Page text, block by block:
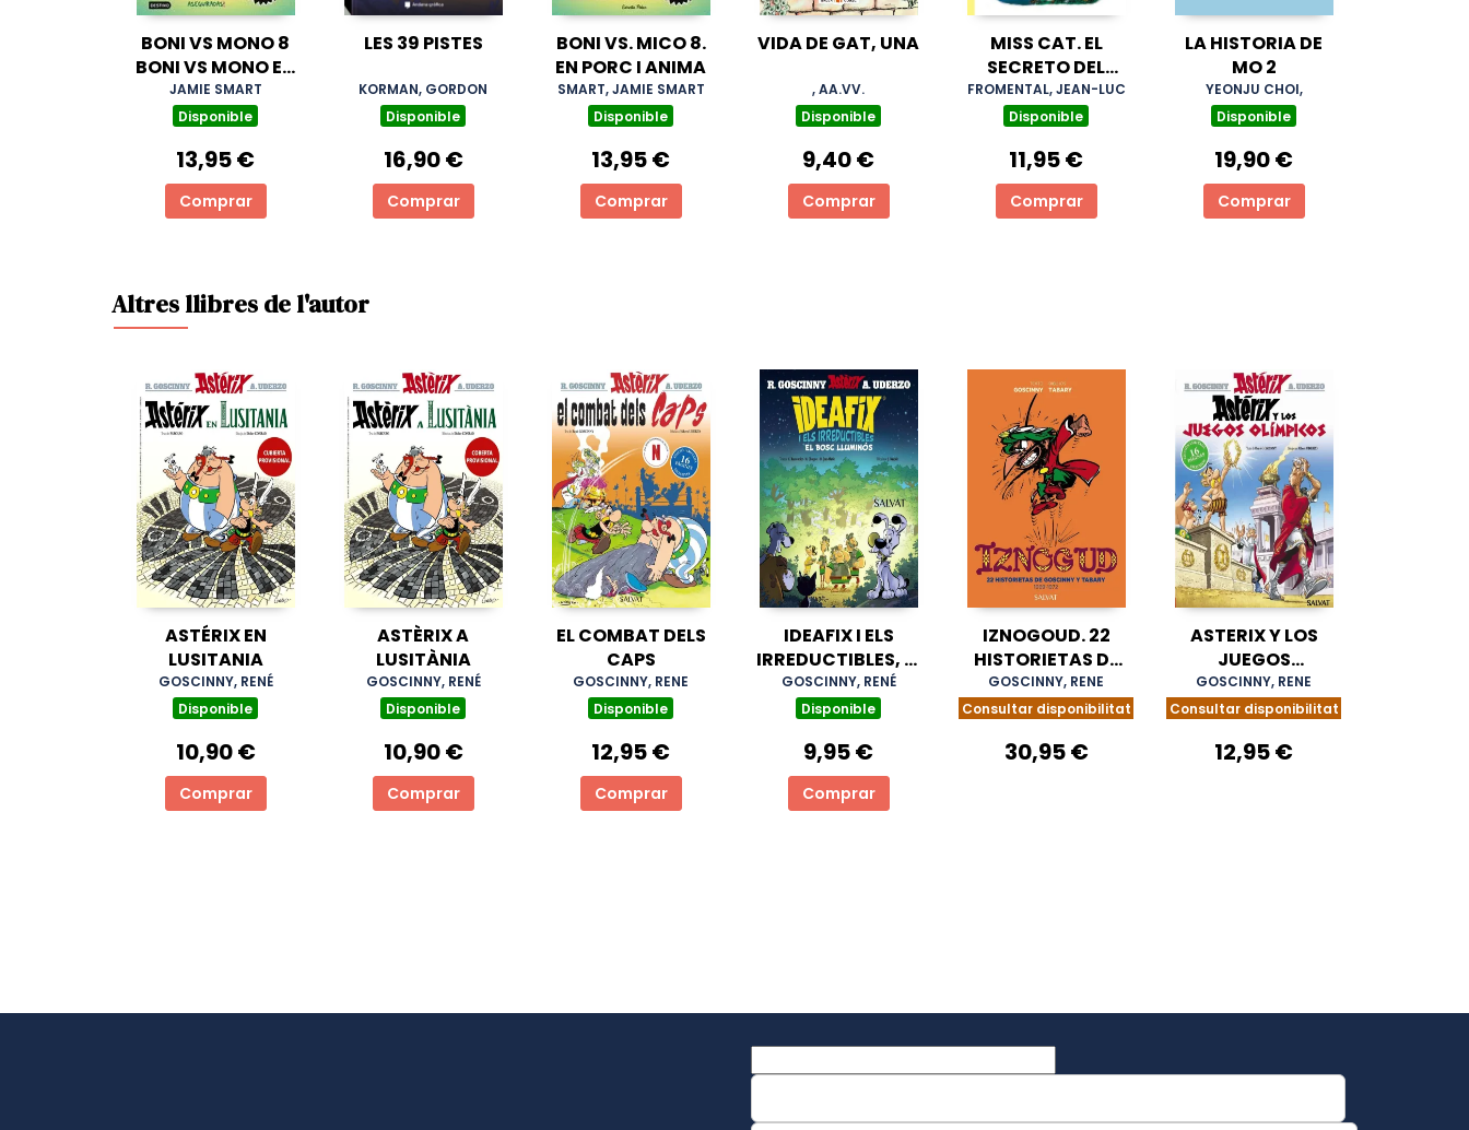
BONI VS MONO 8
BONI VS MONO EN
PUERCO Y ALMA
JAMIE SMART
Disponible
13,95 €
Comprar
LES 39 PISTES
KORMAN, GORDON
Disponible
16,90 €
Comprar
BONI VS. MICO 8.
EN PORC I ANIMA
SMART, JAMIE SMART
Disponible
13,95 €
Comprar
VIDA DE GAT, UNA
, AA.VV.
Disponible
9,40 €
Comprar
MISS CAT. EL
SECRETO DEL
VIKING KING
FROMENTAL, JEAN-LUC
Disponible
11,95 €
Comprar
LA HISTORIA DE
MO 2
YEONJU CHOI,
Disponible
19,90 €
Comprar
Altres llibres de l'autor
ASTÉRIX EN
LUSITANIA
GOSCINNY, RENÉ
Disponible
10,90 €
Comprar
ASTÈRIX A
LUSITÀNIA
GOSCINNY, RENÉ
Disponible
10,90 €
Comprar
EL COMBAT DELS
CAPS
GOSCINNY, RENE
Disponible
12,95 €
Comprar
IDEAFIX I ELS
IRREDUCTIBLES, 6.
EL BOSC
LLUMINÓS
GOSCINNY, RENÉ
Disponible
9,95 €
Comprar
IZNOGOUD. 22
HISTORIETAS DE
GOSCINNY Y
TABARY. 1969-
GOSCINNY, RENE
Consultar disponibilitat
30,95 €
ASTERIX Y LOS
JUEGOS
OLIMPICOS.
EDICION 2024
GOSCINNY, RENE
Consultar disponibilitat
12,95 €